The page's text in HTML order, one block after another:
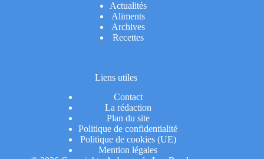
Actualités
Aliments
Archives
Recettes
Liens utiles
Contact
La rédaction
Plan du site
Politique de confidentialité
Politique de cookies (UE)
Mention légales